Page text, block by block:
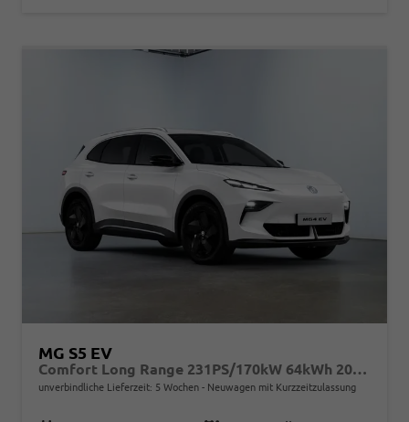
MG S5 EV
Comfort Long Range 231PS/170kW 64kWh 2025 | +7-Jahre/150.000km Werksgarantie
unverbindliche Lieferzeit: 5 Wochen Neuwagen mit Kurzzeitzulassung